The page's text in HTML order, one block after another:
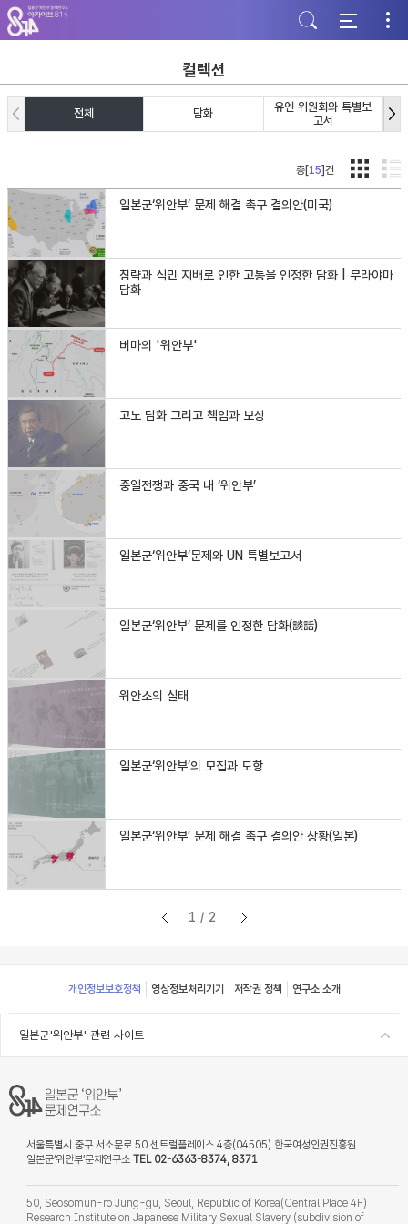
주
메
뉴
가
기
본
문
바
기
하
단
바
기
컬렉션
전체 담화
유엔 위원회와 특별보
고서
총[15]건
일본군‘위안부’ 문제 해결 촉구 결의안(미국)
침략과 식민 지배로 인한 고통을 인정한 담화 | 무라야마
담화
버마의 '위안부'
고노 담화 그리고 책임과 보상
중일전쟁과 중국 내 ‘위안부’
일본군‘위안부’문제와 UN 특별보고서
일본군‘위안부’ 문제를 인정한 담화(談話)
위안소의 실태
일본군‘위안부’의 모집과 도항
일본군‘위안부’ 문제 해결 촉구 결의안 상황(일본)
1/2
Footer
개인정보보호정책 영상정보처리기기 저작권 정책 연구소 소개
일본군'위안부' 관련 사이트
서울특별시 중구 서소문로 50 센트럴플레이스 4층(04505) 한국여성인권진흥원
일본군‘위안부’문제연구소 TEL 02-6363-8374, 8371
50, Seosomun-ro Jung-gu, Seoul, Republic of Korea(Central Place 4F)
Research Institute on Japanese Military Sexual Slavery (subdivision of